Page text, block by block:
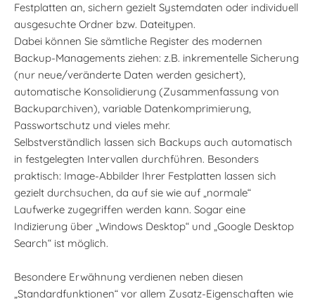
Festplatten an, sichern gezielt Systemdaten oder individuell
ausgesuchte Ordner bzw. Dateitypen.
Dabei können Sie sämtliche Register des modernen
Backup-Managements ziehen: z.B. inkrementelle Sicherung
(nur neue/veränderte Daten werden gesichert),
automatische Konsolidierung (Zusammenfassung von
Backuparchiven), variable Datenkomprimierung,
Passwortschutz und vieles mehr.
Selbstverständlich lassen sich Backups auch automatisch
in festgelegten Intervallen durchführen. Besonders
praktisch: Image-Abbilder Ihrer Festplatten lassen sich
gezielt durchsuchen, da auf sie wie auf „normale“
Laufwerke zugegriffen werden kann. Sogar eine
Indizierung über „Windows Desktop“ und „Google Desktop
Search“ ist möglich.
Besondere Erwähnung verdienen neben diesen
„Standardfunktionen“ vor allem Zusatz-Eigenschaften wie